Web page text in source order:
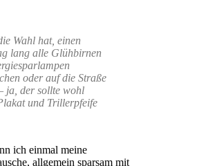
Wahl hat, einen
lang alle Glühbirnen
oder auf die Straße
ja, der sollte wohl
und Trillerpfeife
ich einmal meine
allgemein sparsam mit